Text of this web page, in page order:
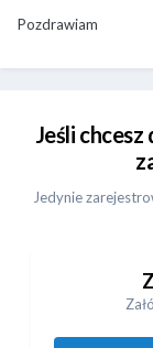
Pozdrawiam
Jeśli
Jedynie